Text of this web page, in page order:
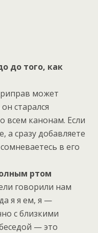
до того, как
может
старался
всем канонам. Если
а сразу добавляете
в его
ртом
говорили нам
я я ем, я —
с близкими
— это